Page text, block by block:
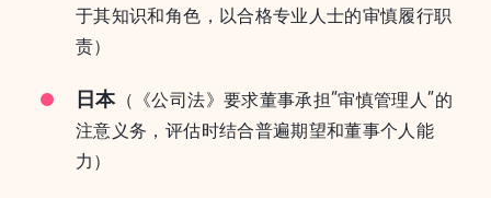
于其知识和角色，以合格专业人士的审慎履行职
责）
日本（《公司法》要求董事承担“审慎管理人”的
注意义务，评估时结合普遍期望和董事个人能
力）